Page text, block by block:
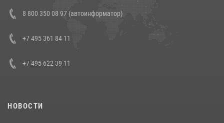
В Росгвардии прошла военно-научная конференция по обобщению
боевого опыта
8 800 350 08 97 (автоинформатор)
+7 495 361 84 11
+7 495 622 39 11
НОВОСТИ